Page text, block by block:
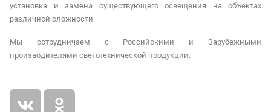
установка и замена существующего освещения на объектах
различной сложности.
Мы сотрудничаем с Российскими и Зарубежными
производителями светотехнической продукции.